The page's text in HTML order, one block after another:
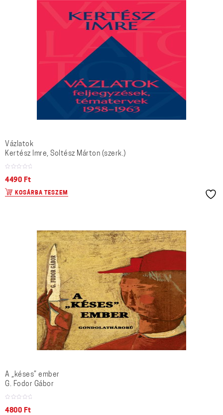
Vázlatok
Kertész Imre, Soltész Márton (szerk.)
4490 Ft
KOSÁRBA TESZEM
A „késes” ember
G. Fodor Gábor
4800 Ft